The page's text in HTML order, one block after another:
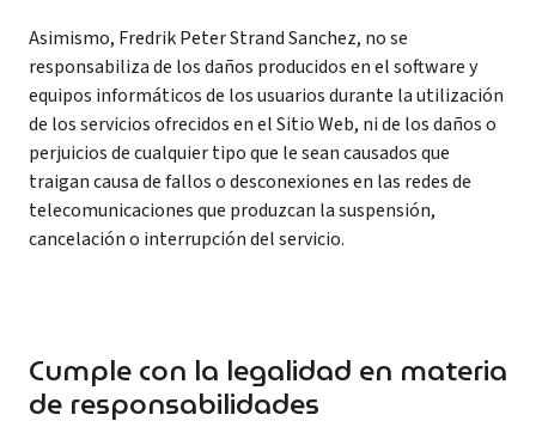
Asimismo, Fredrik Peter Strand Sanchez, no se
responsabiliza de los daños producidos en el software y
equipos informáticos de los usuarios durante la utilización
de los servicios ofrecidos en el Sitio Web, ni de los daños o
perjuicios de cualquier tipo que le sean causados que
traigan causa de fallos o desconexiones en las redes de
telecomunicaciones que produzcan la suspensión,
cancelación o interrupción del servicio.
Cumple con la legalidad en materia
de responsabilidades